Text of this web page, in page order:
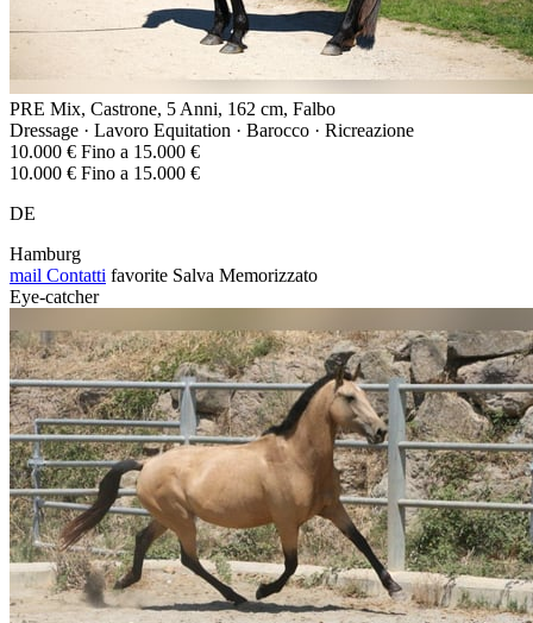
PRE Mix, Castrone, 5 Anni, 162 cm, Falbo
Dressage · Lavoro Equitation · Barocco · Ricreazione
10.000 € Fino a 15.000 €
10.000 € Fino a 15.000 €
DE
Hamburg
mail Contatti favorite Salva Memorizzato
Eye-catcher